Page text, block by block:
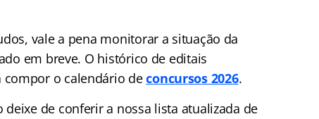
vale a pena monitorar a situação da
em breve. O histórico de editais
compor o calendário deconcursos 2026.
de conferir a nossa lista atualizada de